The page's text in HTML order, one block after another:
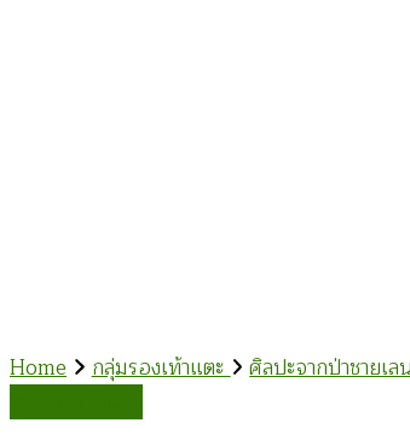
Home กลุ่มรองเท้าแตะ ศิลปะจากป่าชายเ